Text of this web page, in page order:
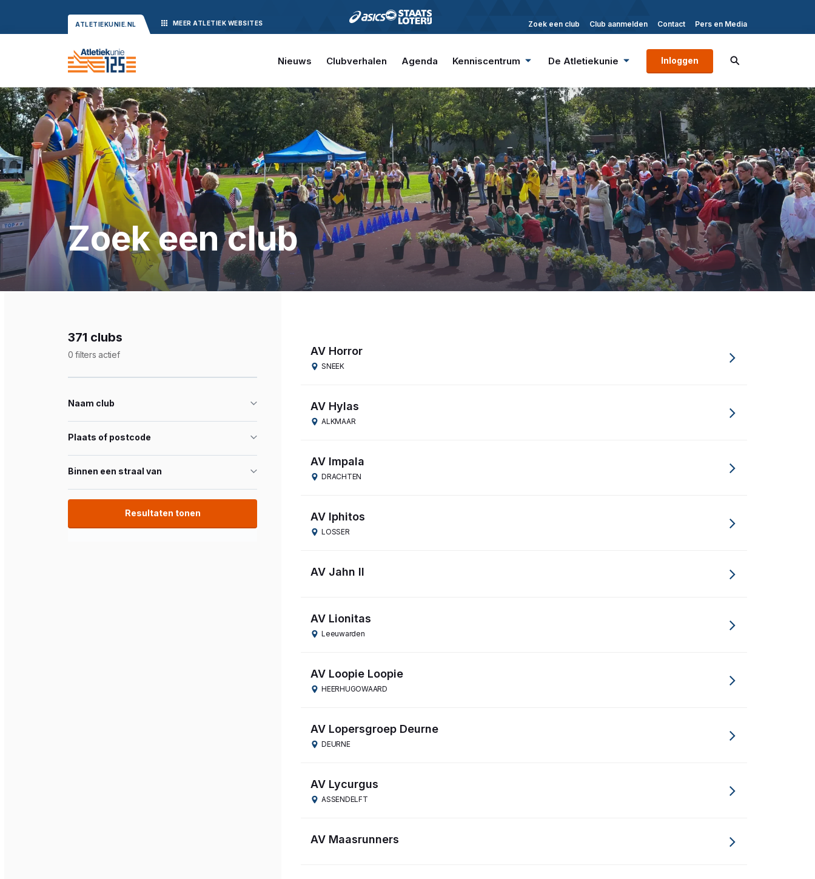
ATLETIEKUNIE.NL MEER ATLETIEK WEBSITES Zoek een club Club aanmelden Contact Pers en Media
Nieuws Clubverhalen Agenda Kenniscentrum De Atletiekunie Inloggen
Zoek een club
371 clubs
0 filters actief
Naam club
Plaats of postcode
Binnen een straal van
AV Horror
SNEEK
AV Hylas
ALKMAAR
AV Impala
DRACHTEN
AV Iphitos
LOSSER
AV Jahn II
AV Lionitas
Leeuwarden
AV Loopie Loopie
HEERHUGOWAARD
AV Lopersgroep Deurne
DEURNE
AV Lycurgus
ASSENDELFT
AV Maasrunners